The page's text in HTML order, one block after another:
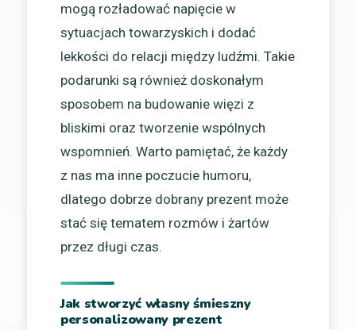
mogą rozładować napięcie w
sytuacjach towarzyskich i dodać
lekkości do relacji między ludźmi. Takie
podarunki są również doskonałym
sposobem na budowanie więzi z
bliskimi oraz tworzenie wspólnych
wspomnień. Warto pamiętać, że każdy
z nas ma inne poczucie humoru,
dlatego dobrze dobrany prezent może
stać się tematem rozmów i żartów
przez długi czas.
Jak stworzyć własny śmieszny
personalizowany prezent